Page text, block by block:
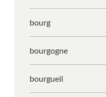
bourg
bourgogne
bourgueil